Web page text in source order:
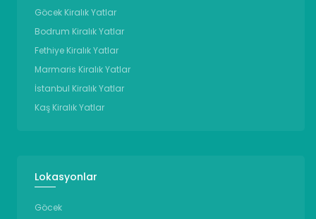
Göcek Kiralık Yatlar
Bodrum Kiralık Yatlar
Fethiye Kiralık Yatlar
Marmaris Kiralık Yatlar
İstanbul Kiralık Yatlar
Kaş Kiralık Yatlar
Lokasyonlar
Göcek